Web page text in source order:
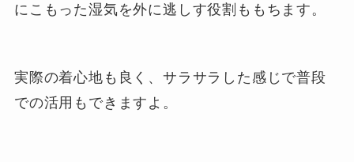
にこもった湿気を外に逃しす役割ももちます。
実際の着心地も良く、サラサラした感じで普段
での活用もできますよ。